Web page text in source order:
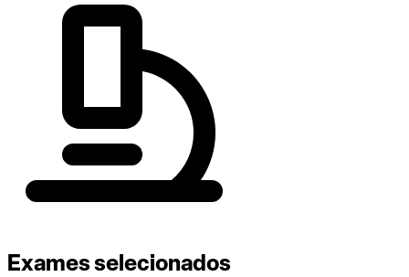
Exames selecionados